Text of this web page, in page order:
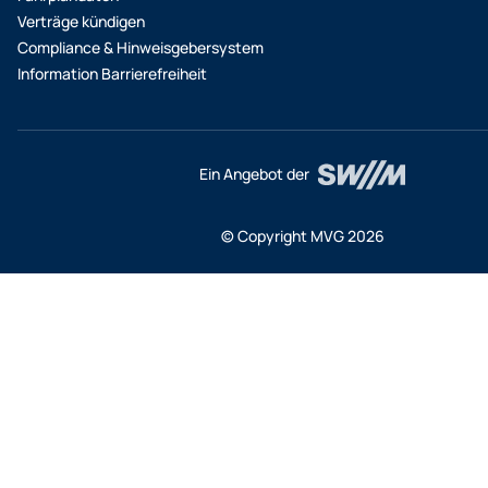
Verträge kündigen
Compliance & Hinweisgebersystem
Information Barrierefreiheit
© Copyright MVG 2026
Ein Angebot der